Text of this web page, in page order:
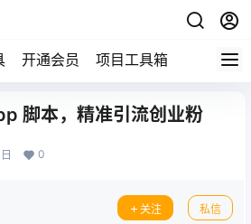
开通会员 项目工具箱
脚本，精准引流创业粉
0
关注 私信